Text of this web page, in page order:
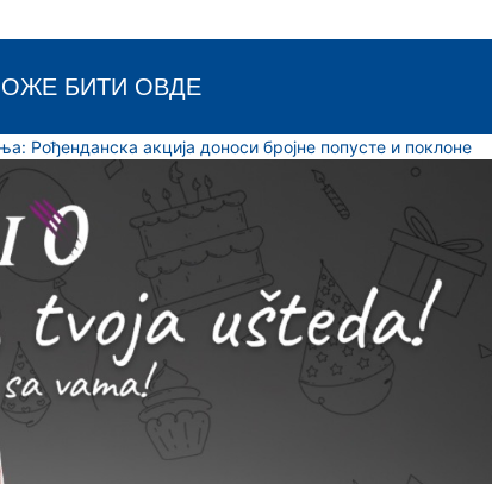
БИТИ ОВДЕ
Рођенданска акција доноси бројне попусте и поклоне